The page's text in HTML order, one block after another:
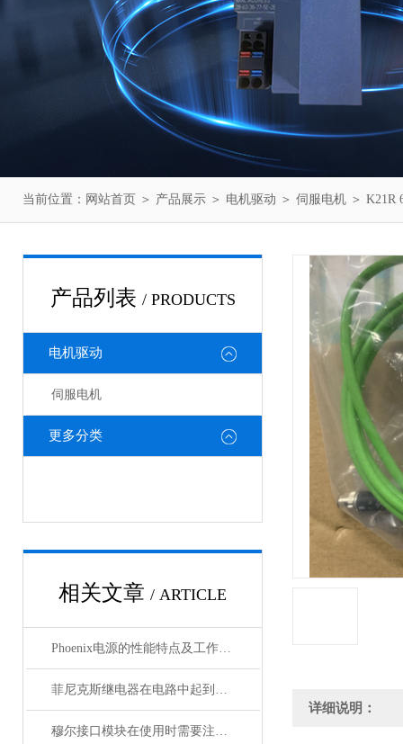
当前位置： 网站首页 ＞ 产品展示 ＞ 电机驱动 ＞ 伺服电机 ＞ K21R
产品列表 / PRODUCTS
电机驱动
伺服电机
更多分类
相关文章 / ARTICLE
Phoenix电源的性能特点及工作温度分析
菲尼克斯继电器在电路中起到什么作用？
穆尔接口模块在使用时需要注意哪些问题？
详细说明：